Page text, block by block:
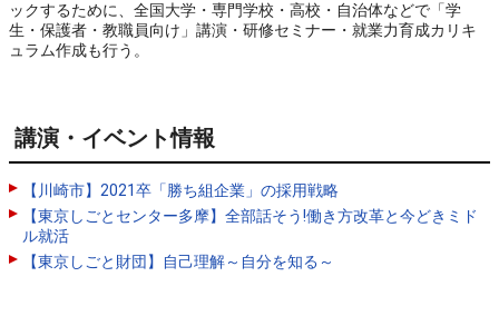
ックするために、全国大学・専門学校・高校・自治体などで「学
生・保護者・教職員向け」講演・研修セミナー・就業力育成カリキ
ュラム作成も行う。
講演・イベント情報
【川崎市】2021卒「勝ち組企業」の採用戦略
【東京しごとセンター多摩】全部話そう!働き方改革と今どきミド
ル就活
【東京しごと財団】自己理解～自分を知る～